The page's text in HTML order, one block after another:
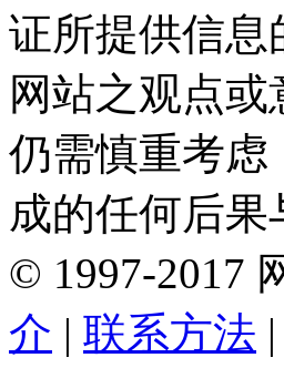
证所提供信息
网站之观点
仍需慎重考虑
成的任何后
© 1997-2017
介 | 联系方法 |